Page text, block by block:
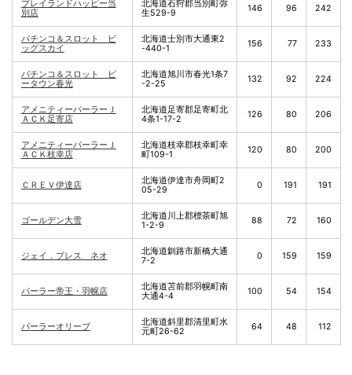
プレイランドハッピー当
別店
北海道石狩郡当別町弥
生529-9
146 96 242
パチンコ＆スロット ビ
ッグスカイ
北海道士別市大通東2
-440-1
156 77 233
パチンコ＆スロット ピ
ータウン春光
北海道旭川市春光1条7
-2-25
132 92 224
アメニティーパーラーＪ
ＡＣＫ足寄店
北海道足寄郡足寄町北
4条1-17-2
126 80 206
アメニティーパーラーＪ
ＡＣＫ枝幸店
北海道枝幸郡枝幸町幸
町109-1
120 80 200
ＣＲＥＶ伊達店
北海道伊達市舟岡町2
05-29
0 191 191
ゴールデン大雪
北海道川上郡標茶町旭
1-2-9
88 72 160
ジェイ．プレス ネオ
北海道釧路市新橋大通
7-2
0 159 159
パーラー帝王・羽幌店
北海道苫前郡羽幌町南
大通4-4
100 54 154
パーラーオリーブ
北海道斜里郡清里町水
元町26-62
64 48 112